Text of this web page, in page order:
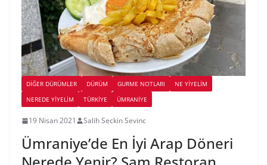
DIĞER DÜRÜMLER DÜRÜM GURME NOTLARI
NE YİYELİM
NEREDE YİYELİM
TÜRKIYE ÜMRANIYE
19 Nisan 2021 Salih Seckin Sevinc
Ümraniye’de En İyi Arap Döneri